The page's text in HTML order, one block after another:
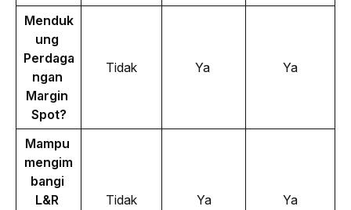
Menduk
ung
Perdaga
ngan
Margin
Spot?
Tidak Ya Ya
Mampu
mengim
bangi
L&R
Tidak Ya Ya